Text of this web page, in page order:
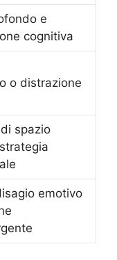
e
cognitiva
o distrazione
spazio
emotivo